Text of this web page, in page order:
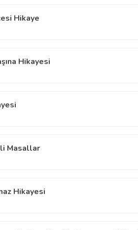
Hikaye
Hikayesi
Masallar
Hikayesi